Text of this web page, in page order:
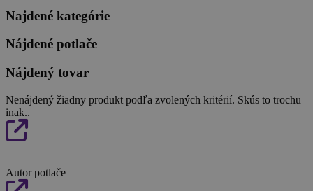
Najdené kategórie
Nájdené potlače
Nájdený tovar
Nenájdený žiadny produkt podľa zvolených kritérií. Skús to trochu
inak..
Autor potlače